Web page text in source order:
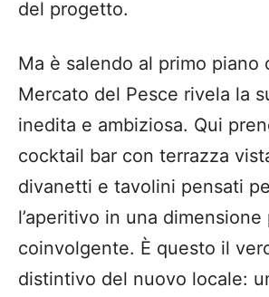
del progetto.
Ma è salendo al primo piano
Mercato del Pesce rivela la
inedita e ambiziosa. Qui
cocktail bar con terrazza
divanetti e tavolini pensati
l’aperitivo in una
coinvolgente. È questo il
distintivo del nuovo locale: